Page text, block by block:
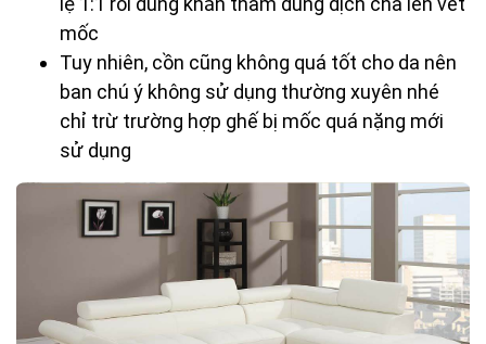
mốc
Tuy nhiên, cồn cũng không quá tốt cho da nên
ban chú ý không sử dụng thường xuyên nhé
chỉ trừ trường hợp ghế bị mốc quá nặng mới
sử dụng